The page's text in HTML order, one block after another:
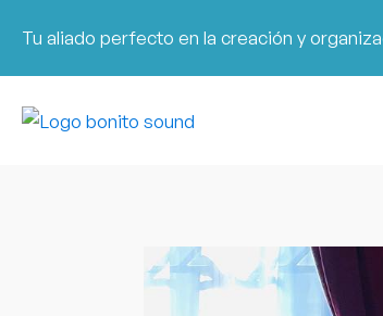
Tu aliado perfecto en la creación y